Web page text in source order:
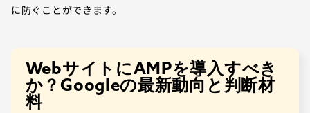
に防ぐことができます。
WebサイトにAMPを導入すべき
か？Googleの最新動向と判断材
料